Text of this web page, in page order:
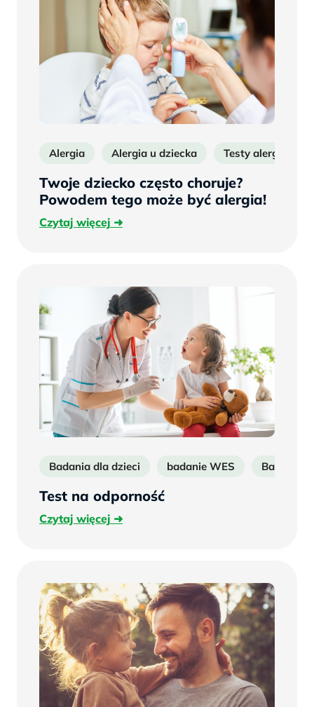
Alergia Alergia u dziecka Testy alergiczne
Twoje dziecko często choruje?
Powodem tego może być alergia!
Czytaj więcejCzytaj
Badania dla dzieci badanie WES Badania
Test na odporność
Czytaj więcejCzytaj